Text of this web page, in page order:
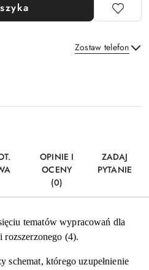
Zostaw telefon
OPINIE I
OCENY
(0)
ZADAJ
PYTANIE
tematów wypracowań dla
(4).
schemat, którego uzupełnienie